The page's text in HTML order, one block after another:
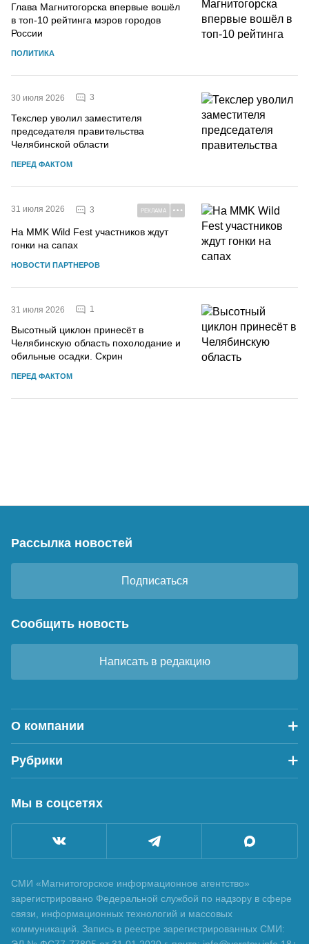
Глава Магнитогорска впервые вошёл
в топ-10 рейтинга мэров городов
России
ПОЛИТИКА
30 июля 2026 3
Текслер уволил заместителя
председателя правительства
Челябинской области
ПЕРЕД ФАКТОМ
31 июля 2026 3 РЕКЛАМА
На MMK Wild Fest участников ждут
гонки на сапах
НОВОСТИ ПАРТНЕРОВ
31 июля 2026 1
Высотный циклон принесёт в
Челябинскую область похолодание и
обильные осадки. Скрин
ПЕРЕД ФАКТОМ
Рассылка новостей
Подписаться
Сообщить новость
Написать в редакцию
О компании
Рубрики
Мы в соцсетях
СМИ «Магнитогорское информационное агентство»
зарегистрировано Федеральной службой по надзору в сфере
связи, информационных технологий и массовых
коммуникаций. Запись в реестре зарегистрированных СМИ: